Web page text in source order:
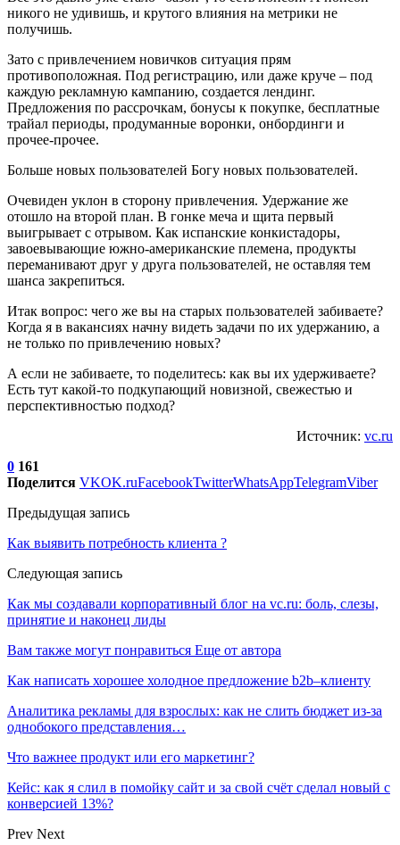
никого не удивишь, и крутого влияния на метрики не
получишь.
Зато с привлечением новичков ситуация прям
противоположная. Под регистрацию, или даже круче – под
каждую рекламную кампанию, создается лендинг.
Предложения по рассрочкам, бонусы к покупке, бесплатные
трайал периоды, продуманные воронки, онбординги и
прочее-прочее.
Больше новых пользователей Богу новых пользователей.
Очевиден уклон в сторону привлечения. Удержание же
отошло на второй план. В гонке меча и щита первый
выигрывает с отрывом. Как испанские конкистадоры,
завоевывающие южно-американские племена, продукты
переманивают друг у друга пользователей, не оставляя тем
шанса закрепиться.
Итак вопрос: чего же вы на старых пользователей забиваете?
Когда я в вакансиях начну видеть задачи по их удержанию, а
не только по привлечению новых?
А если не забиваете, то поделитесь: как вы их удерживаете?
Есть тут какой-то подкупающий новизной, свежестью и
перспективностью подход?
Источник: vc.ru
0 161
Поделится VKOK.ruFacebookTwitterWhatsAppTelegramViber
Предыдущая запись
​Как выявить потребность клиента ?
Следующая запись
Как мы создавали корпоративный блог на vc.ru: боль, слезы,
принятие и наконец лиды
Вам также могут понравиться Еще от автора
Как написать хорошее холодное предложение b2b–клиенту
Аналитика рекламы для взрослых: как не слить бюджет из-за
однобокого представления…
Что важнее продукт или его маркетинг?
Кейс: как я слил в помойку сайт и за свой счёт сделал новый с
конверсией 13%?
Prev Next